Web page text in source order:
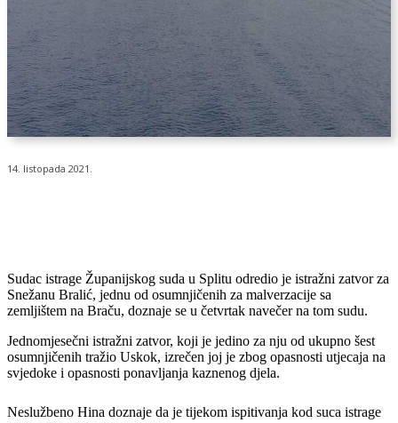
14. listopada 2021.
​Sudac istrage Županijskog suda u Splitu odredio je ​istražni ​zatvor za
Snežanu Bralić,​ jednu od osumnjičenih za malverzacije sa
zemljištem na Braču​, doznaje se u četvrtak navečer na ​tom ​sudu.
​Jednomjesečni istražni zatvor, koji je jedino za nju od ukupno šest
osumnjičenih tražio Uskok, izrečen joj je zbog opasnosti utjecaja na
svjedoke i opasnosti ponavljanja kaznenog djela.
Neslužbeno Hina doznaje da je tijekom ispitivanja kod suca istrage